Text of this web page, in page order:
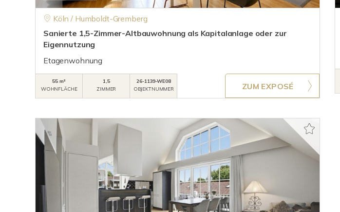
Köln / Humboldt-Gremberg
Sanierte 1,5-Zimmer-Altbauwohnung als Kapitalanlage oder zur
Eigennutzung
Etagenwohnung
55 m²
WOHNFLÄCHE
1,5
ZIMMER
26-1139-WE08
OBJEKTNUMMER
ZUM EXPOSÉ